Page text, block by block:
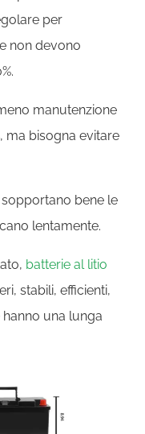
per
non devono
manutenzione
ma bisogna evitare
bene le
lentamente.
batterie al litio
stabili, efficienti,
una lunga